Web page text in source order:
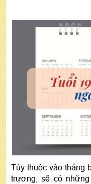
Tùy thuộc vào tháng
trương, sẽ có